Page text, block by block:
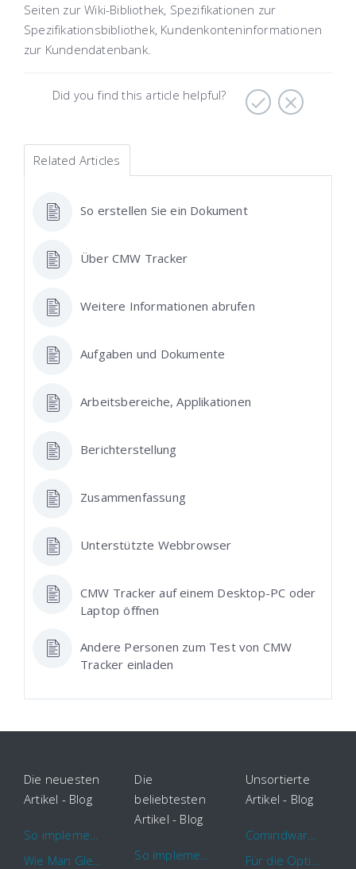
Seiten zur Wiki-Bibliothek, Spezifikationen zur
Spezifikationsbibliothek, Kundenkonteninformationen
zur Kundendatenbank.
Did you find this article helpful?
Related Articles
So erstellen Sie ein Dokument
Über CMW Tracker
Weitere Informationen abrufen
Aufgaben und Dokumente
Arbeitsbereiche, Applikationen
Berichterstellung
Zusammenfassung
Unterstützte Webbrowser
CMW Tracker auf einem Desktop-PC oder
Laptop öffnen
Andere Personen zum Test von CMW
Tracker einladen
Die neuesten
Artikel - Blog
Die
beliebtesten
Artikel - Blog
Unsortierte
Artikel - Blog